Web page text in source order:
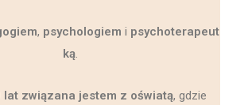
, psychologiem i psychoterapeut
ką.
lat związana jestem z oświatą, gdzie